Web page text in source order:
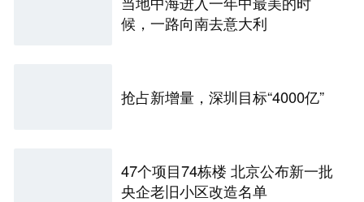
候，一路向南去意大利
抢占新增量，深圳目标“4000亿”
47个项目74栋楼 北京公布新一批
央企老旧小区改造名单